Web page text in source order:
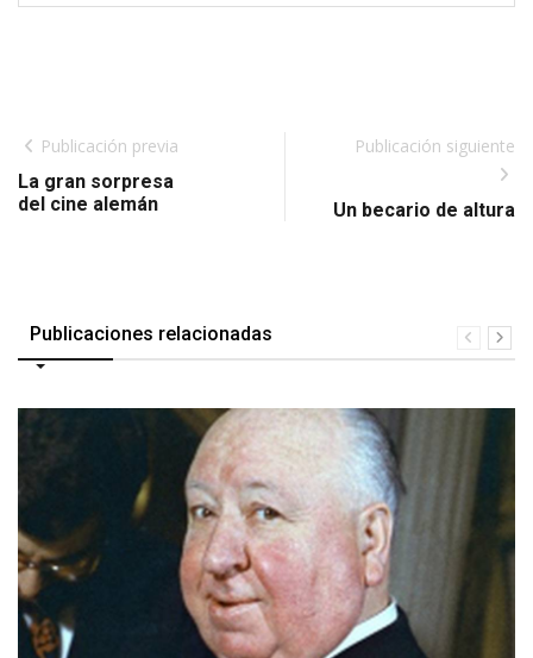
Publicación previa
La gran sorpresa
del cine alemán
Publicación siguiente
Un becario de altura
Publicaciones relacionadas